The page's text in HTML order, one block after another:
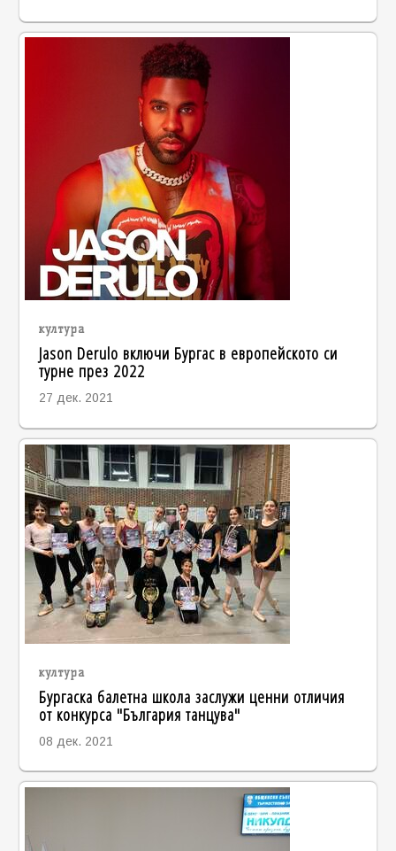
култура
Jason Derulo включи Бургас в европейското си
турне през 2022
27 дек. 2021
култура
Бургаска балетна школа заслужи ценни отличия
от конкурса "България танцува"
08 дек. 2021